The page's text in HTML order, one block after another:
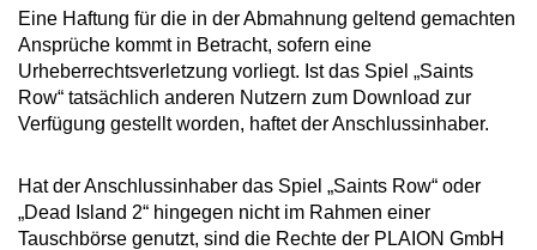
Eine Haftung für die in der Abmahnung geltend gemachten
Ansprüche kommt in Betracht, sofern eine
Urheberrechtsverletzung vorliegt. Ist das Spiel „Saints
Row“ tatsächlich anderen Nutzern zum Download zur
Verfügung gestellt worden, haftet der Anschlussinhaber.
Hat der Anschlussinhaber das Spiel „Saints Row“ oder
„Dead Island 2“ hingegen nicht im Rahmen einer
Tauschbörse genutzt, sind die Rechte der PLAION GmbH